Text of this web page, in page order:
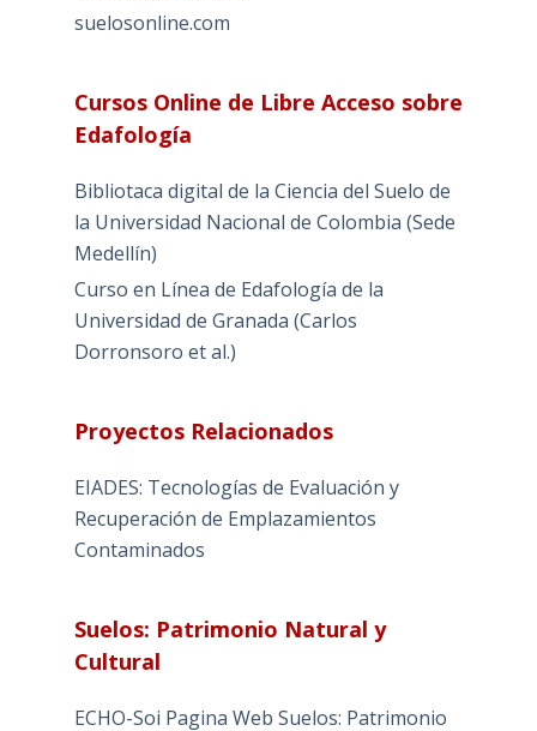
suelosonline.com
Cursos Online de Libre Acceso sobre
Edafología
Bibliotaca digital de la Ciencia del Suelo de
la Universidad Nacional de Colombia (Sede
Medellín)
Curso en Línea de Edafología de la
Universidad de Granada (Carlos
Dorronsoro et al.)
Proyectos Relacionados
EIADES: Tecnologías de Evaluación y
Recuperación de Emplazamientos
Contaminados
Suelos: Patrimonio Natural y
Cultural
ECHO-Soi Pagina Web Suelos: Patrimonio